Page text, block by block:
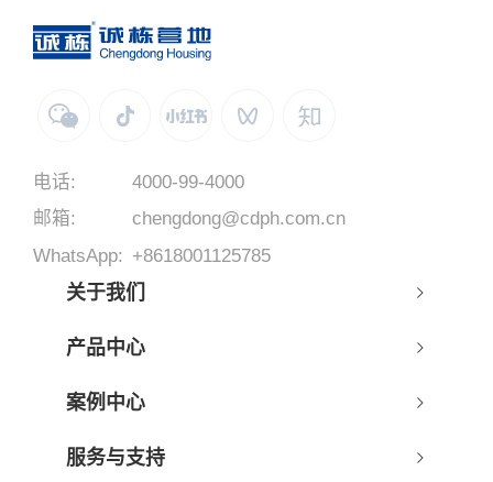
电话:
4000-99-4000
邮箱:
chengdong@cdph.com.cn
WhatsApp: +8618001125785
关于我们
产品中心
案例中心
服务与支持